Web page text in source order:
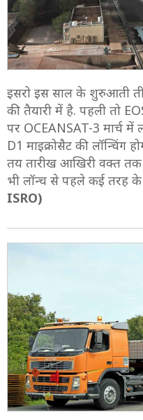
इसरो इस साल के शुरुआती
की तैयारी में है. पहली तो
पर OCEANSAT-3 मार्च में
D1 माइक्रोसैट की लॉन्चिंग
तय तारीख आखिरी वक्त तक
भी लॉन्च से पहले कई तरह के
ISRO)